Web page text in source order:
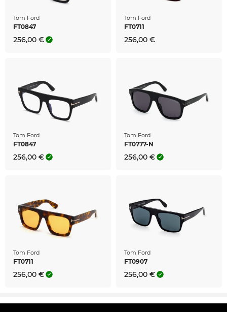
Tom Ford
FT0847
256,00 €
Tom Ford
FT0711
256,00 €
Tom Ford
FT0847
256,00 €
Tom Ford
FT0777-N
256,00 €
Tom Ford
FT0711
256,00 €
Tom Ford
FT0907
256,00 €